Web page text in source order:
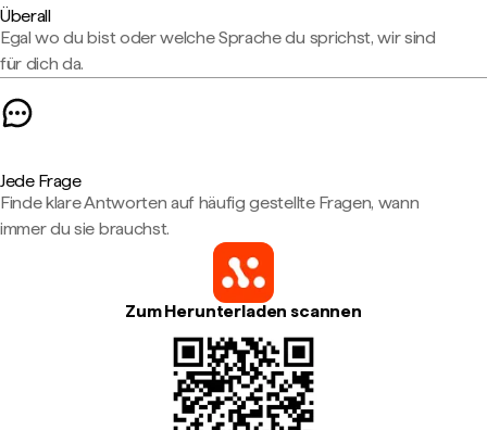
Überall
Egal wo du bist oder welche Sprache du sprichst, wir sind
für dich da.
Jede Frage
Finde klare Antworten auf häufig gestellte Fragen, wann
immer du sie brauchst.
Zum Herunterladen scannen